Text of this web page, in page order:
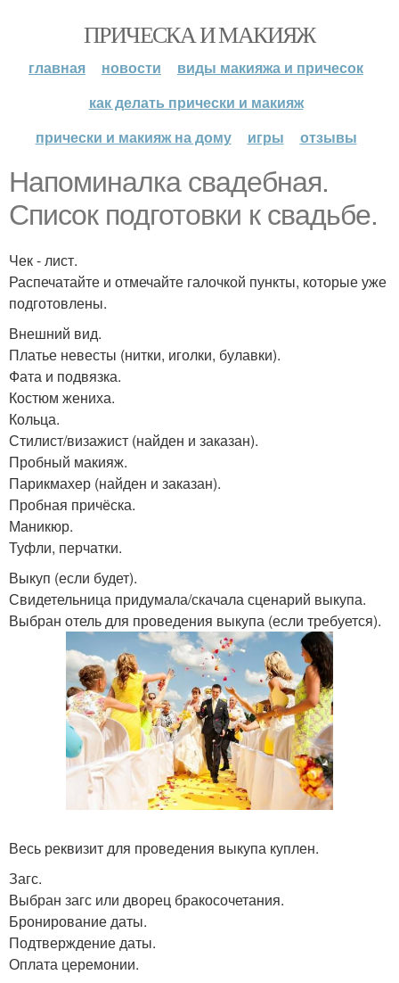
ПРИЧЕСКА И МАКИЯЖ
главная новости
виды макияжа и причесок
как делать прически и макияж
прически и макияж на дому
игры отзывы
Напоминалка свадебная.
Список подготовки к свадьбе.
Чек - лист.
Распечатайте и отмечайте галочкой пункты, которые уже
подготовлены.
Внешний вид.
Платье невесты (нитки, иголки, булавки).
Фата и подвязка.
Костюм жениха.
Кольца.
Стилист/визажист (найден и заказан).
Пробный макияж.
Парикмахер (найден и заказан).
Пробная причёска.
Маникюр.
Туфли, перчатки.
Выкуп (если будет).
Свидетельница придумала/скачала сценарий выкупа.
Выбран отель для проведения выкупа (если требуется).
Весь реквизит для проведения выкупа куплен.
Загс.
Выбран загс или дворец бракосочетания.
Бронирование даты.
Подтверждение даты.
Оплата церемонии.